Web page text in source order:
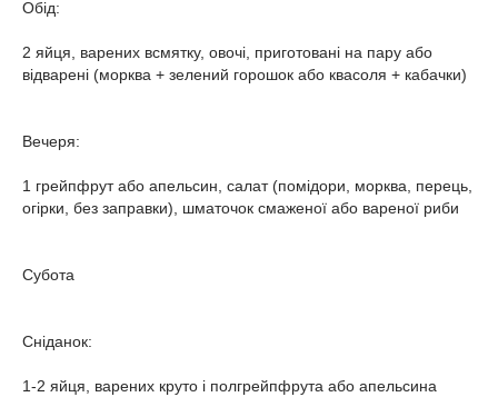
Обід:
2 яйця, варених всмятку, овочі, приготовані на пару або
відварені (морква + зелений горошок або квасоля + кабачки)
Вечеря:
1 грейпфрут або апельсин, салат (помідори, морква, перець,
огірки, без заправки), шматочок смаженої або вареної риби
Субота
Сніданок:
1-2 яйця, варених круто і полгрейпфрута або апельсина